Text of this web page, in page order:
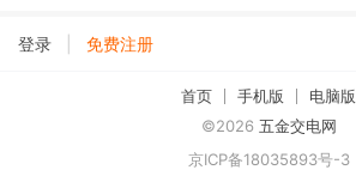
登录 免费注册
首页 手机版
电脑版
©2026 五金交电网
京ICP备18035893号-3